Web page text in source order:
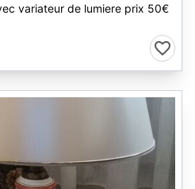
variateur de lumiere prix 50€